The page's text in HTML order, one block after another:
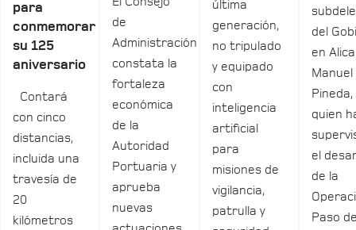
para
conmemorar
su 125
aniversario
Contará
con cinco
distancias,
incluida una
travesía de
20
kilómetros
de
Administración
constata la
fortaleza
económica
de la
Autoridad
Portuaria y
aprueba
nuevas
última
generación,
no tripulado
y equipado
con
inteligencia
artificial
para
misiones de
vigilancia,
patrulla y
del
en
Manuel
Pineda,
quien
el
de la
Paso